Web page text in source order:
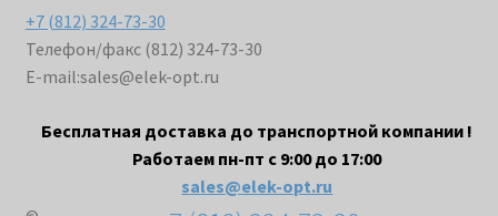
+7 (812) 324-73-30
Телефон/факс (812) 324-73-30
E-mail:sales@elek-opt.ru
Бесплатная доставка до транспортной компании !
Работаем пн-пт с 9:00 до 17:00
sales@elek-opt.ru